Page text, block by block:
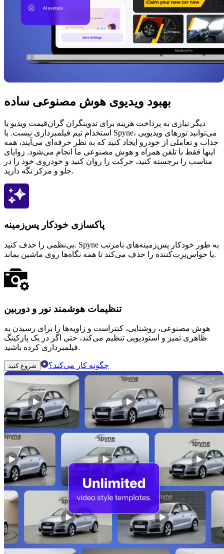
بهبود ویدیوی هوش مصنوعی ساده
دیگر نیازی به پرداخت هزینه برای تدوینگران گران‌قیمت ویدیو یا
استخدام تیم فیلمبرداری نیست. با Spyne، می‌توانید تورهای ویدیویی
جذاب و تعاملی از خودرو ایجاد کنید که به نظر حرفه‌ای می‌آیند، همه
اینها فقط با تلفن همراه و هوش مصنوعی ما انجام می‌شود. زوایای
مناسب را برجسته کنید، حرکت را روان کنید و خودروی خود را در
جلو و مرکز نگه دارید.
پاکسازی خودکار پس‌زمینه
بی‌نظمی را حذف کنید. Spyne به طور خودکار پس‌زمینه‌های نامرتب
یا حواس‌پرت‌کننده را حذف می‌کند تا همه نگاه‌ها روی ماشین بماند.
تنظیمات هوشمند نور و دوربین
هوش مصنوعی، روشنایی، کنتراست و زاویه‌ها را برای رسیدن به
ظاهری تمیز و استودیویی تنظیم می‌کند، حتی اگر در یک پارکینگ
فیلمبرداری کرده باشید.
شروع کنید چگونه کار می‌کند؟